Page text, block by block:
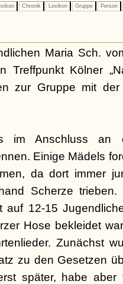
Chronik Lexikon Gruppe Person
Maria Sch.
Treffpunkt Kölner
zur Gruppe mit
im Anschluss an
Einige Mädels
da dort immer
Scherze
auf 12-15
Hose bekleidet
Zunächst
zu den Gesetzen
später, habe